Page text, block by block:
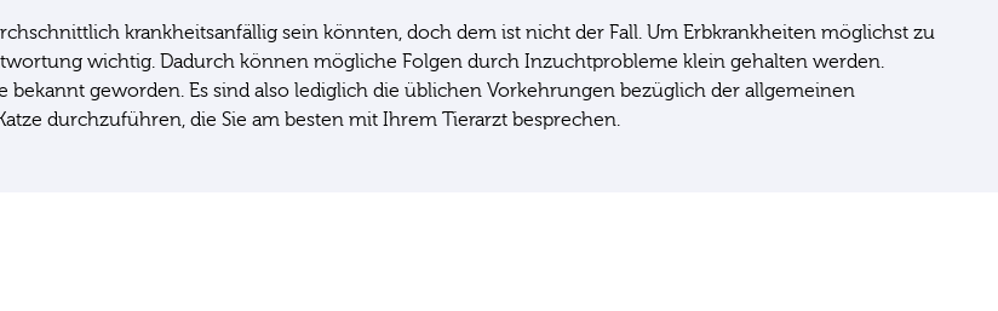
krankheitsanfällig sein könnten, doch dem ist nicht der Fall. Um Erbkrankheiten möglichst zu
wichtig. Dadurch können mögliche Folgen durch Inzuchtprobleme klein gehalten werden.
bekannt geworden. Es sind also lediglich die üblichen Vorkehrungen bezüglich der allgemeinen
durchzuführen, die Sie am besten mit Ihrem Tierarzt besprechen.